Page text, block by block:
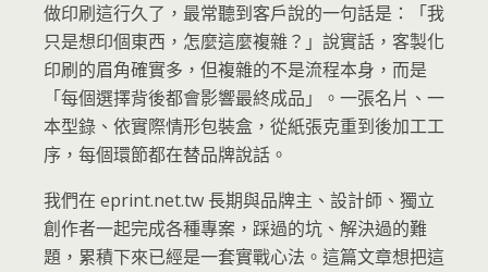
做印刷這行久了，最常聽到客戶說的一句話是：「我
只是想印個東西，怎麼這麼複雜？」說實話，客製化
印刷的眉角確實多，但複雜的不是流程本身，而是
「每個選擇背後都會影響最終成品」。一張名片、一
本型錄、依實際情形包裝盒，從紙張克重到後加工工
序，每個環節都在替品牌說話。
我們在 eprint.net.tw 長期與品牌主、設計師、獨立
創作者一起完成各種專案，踩過的坑、解決過的難
題，累積下來已經是一套實戰心法。這篇文章想把這